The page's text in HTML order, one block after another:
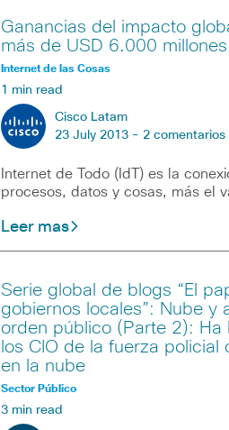
Ganancias del impacto
más de USD 6.000
Internet de las Cosas
1 min read
Cisco Latam
23 July 2013 - 2 comentarios
Internet de Todo (IdT) es la
procesos, datos y cosas, más el
Leer mas
Serie global de blogs “El
gobiernos locales”: Nube y
orden público (Parte 2): Ha
los CIO de la fuerza
en la nube
Sector Público
3 min read